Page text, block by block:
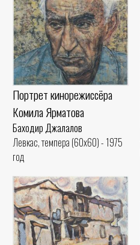
Портрет кинорежиссёра
Комила Ярматова
Баходир Джалалов
Левкас, темпера (60x60) - 1975
год